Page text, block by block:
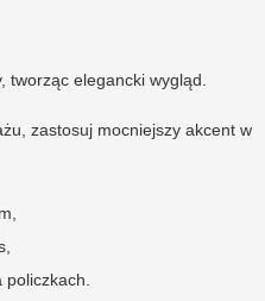
tworząc elegancki wygląd.
zastosuj mocniejszy akcent w